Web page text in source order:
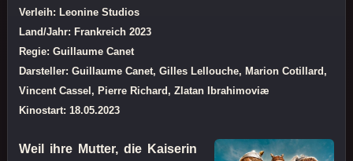
Verleih: Leonine Studios
Land/Jahr: Frankreich 2023
Regie: Guillaume Canet
Darsteller: Guillaume Canet, Gilles Lellouche, Marion Cotillard,
Vincent Cassel, Pierre Richard, Zlatan Ibrahimoviæ
Kinostart: 18.05.2023
Weil ihre Mutter, die Kaiserin